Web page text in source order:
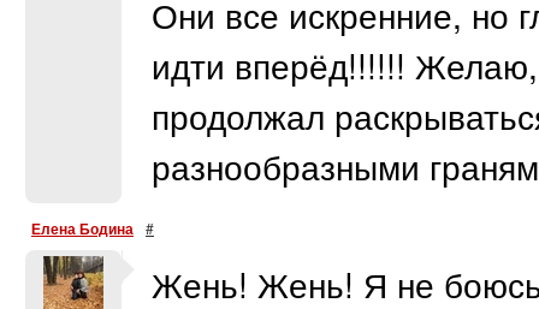
Они все искренние, но
идти вперёд!!!!!! Желаю,
продолжал
разнообразными
Елена Бодина #
Жень! Жень! Я не боюсь